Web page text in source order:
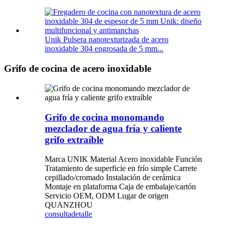
Unik Pulsera nanotexturizada de acero
inoxidable 304 engrosada de 5 mm...
Grifo de cocina de acero inoxidable
Grifo de cocina monomando
mezclador de agua fría y caliente
grifo extraíble
Marca UNIK Material Acero inoxidable Función
Tratamiento de superficie en frío simple Carrete
cepillado/cromado Instalación de cerámica
Montaje en plataforma Caja de embalaje/cartón
Servicio OEM, ODM Lugar de origen
QUANZHOU
consultadetalle